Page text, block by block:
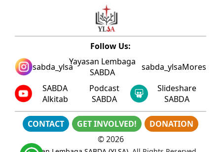
Follow Us:
sabda_ylsaYayasan Lembaga
SABDA
sabda_ylsaMores
SABDA
Alkitab
Podcast
SABDA
Slideshare
SABDA
CONTACT GET INVOLVED!
DONATION
©2026